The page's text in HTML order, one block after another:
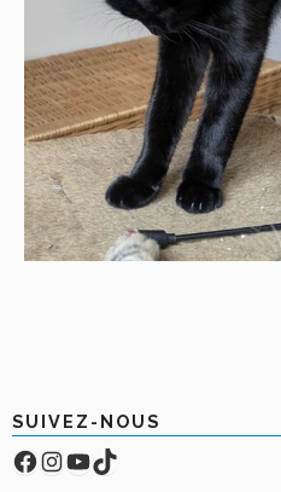
SUIVEZ-NOUS
Facebook
Compte Instagram
YouTube
TikTok